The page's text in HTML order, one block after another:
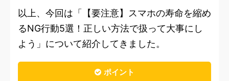
以上、今回は「【要注意】スマホの寿命を縮め
るNG行動5選！正しい方法で扱って大事にし
よう」について紹介してきました。
ポイント